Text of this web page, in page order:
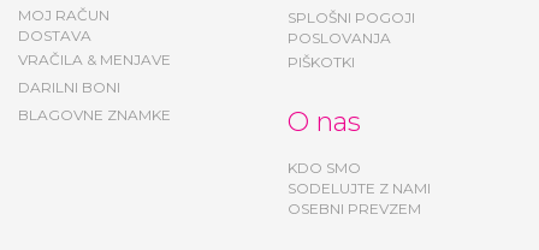
MOJ RAČUN
DOSTAVA
VRAČILA & MENJAVE
DARILNI BONI
BLAGOVNE ZNAMKE
SPLOŠNI POGOJI
POSLOVANJA
PIŠKOTKI
O nas
KDO SMO
SODELUJTE Z NAMI
OSEBNI PREVZEM